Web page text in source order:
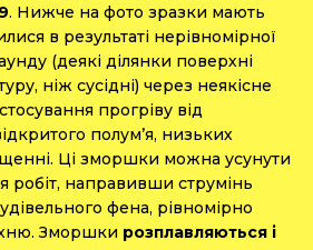
. Нижче на фото зразки мають
в результаті нерівномірної
(деякі ділянки поверхні
ніж сусідні) через неякісне
прогріву від
полум’я, низьких
Ці зморшки можна усунути
робіт, направивши струмінь
фена, рівномірно
Зморшки розплавляються і